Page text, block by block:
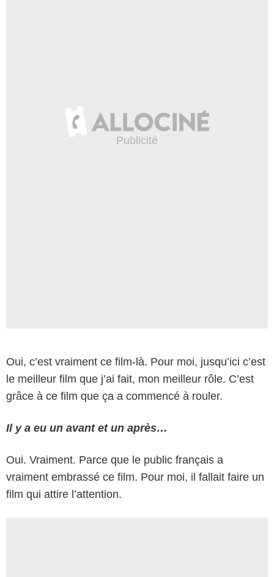
Oui, c’est vraiment ce film-là. Pour moi, jusqu’ici c’est
le meilleur film que j’ai fait, mon meilleur rôle. C’est
grâce à ce film que ça a commencé à rouler.
Il y a eu un avant et un après…
Oui. Vraiment. Parce que le public français a
vraiment embrassé ce film. Pour moi, il fallait faire un
film qui attire l’attention.